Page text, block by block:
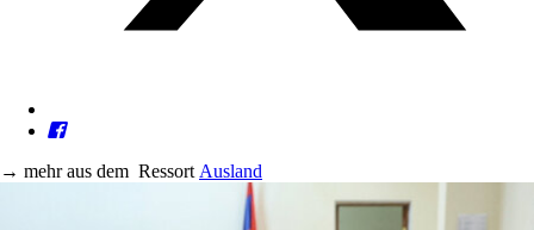
→ mehr aus dem Ressort Ausland